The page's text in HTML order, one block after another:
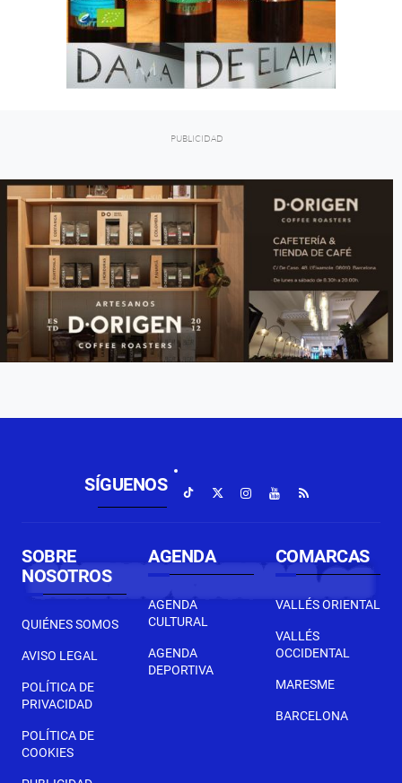
SÍGUENOS
SOBRE
NOSOTROS
QUIÉNES SOMOS
AVISO LEGAL
POLÍTICA DE
PRIVACIDAD
POLÍTICA DE
COOKIES
AGENDA
AGENDA
CULTURAL
AGENDA
DEPORTIVA
COMARCAS
VALLÉS ORIENTAL
VALLÉS
OCCIDENTAL
MARESME
BARCELONA